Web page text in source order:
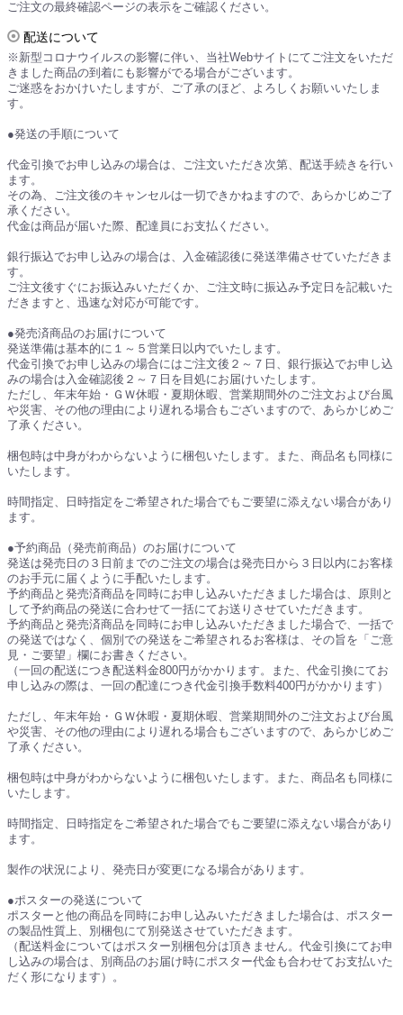
ご注文の最終確認ページの表示をご確認ください。
配送について
※新型コロナウイルスの影響に伴い、当社Webサイトにてご注文をいただ
きました商品の到着にも影響がでる場合がございます。
ご迷惑をおかけいたしますが、ご了承のほど、よろしくお願いいたしま
す。
●発送の手順について
代金引換でお申し込みの場合は、ご注文いただき次第、配送手続きを行い
ます。
その為、ご注文後のキャンセルは一切できかねますので、あらかじめご了
承ください。
代金は商品が届いた際、配達員にお支払ください。
銀行振込でお申し込みの場合は、入金確認後に発送準備させていただきま
す。
ご注文後すぐにお振込みいただくか、ご注文時に振込み予定日を記載いた
だきますと、迅速な対応が可能です。
●発売済商品のお届けについて
発送準備は基本的に１～５営業日以内でいたします。
代金引換でお申し込みの場合にはご注文後２～７日、銀行振込でお申し込
みの場合は入金確認後２～７日を目処にお届けいたします。
ただし、年末年始・ＧＷ休暇・夏期休暇、営業期間外のご注文および台風
や災害、その他の理由により遅れる場合もございますので、あらかじめご
了承ください。
梱包時は中身がわからないように梱包いたします。また、商品名も同様に
いたします。
時間指定、日時指定をご希望された場合でもご要望に添えない場合があり
ます。
●予約商品（発売前商品）のお届けについて
発送は発売日の３日前までのご注文の場合は発売日から３日以内にお客様
のお手元に届くように手配いたします。
予約商品と発売済商品を同時にお申し込みいただきました場合は、原則と
して予約商品の発送に合わせて一括にてお送りさせていただきます。
予約商品と発売済商品を同時にお申し込みいただきました場合で、一括で
の発送ではなく、個別での発送をご希望されるお客様は、その旨を「ご意
見・ご要望」欄にお書きください。
（一回の配送につき配送料金800円がかかります。また、代金引換にてお
申し込みの際は、一回の配達につき代金引換手数料400円がかかります）
ただし、年末年始・ＧＷ休暇・夏期休暇、営業期間外のご注文および台風
や災害、その他の理由により遅れる場合もございますので、あらかじめご
了承ください。
梱包時は中身がわからないように梱包いたします。また、商品名も同様に
いたします。
時間指定、日時指定をご希望された場合でもご要望に添えない場合があり
ます。
製作の状況により、発売日が変更になる場合があります。
●ポスターの発送について
ポスターと他の商品を同時にお申し込みいただきました場合は、ポスター
の製品性質上、別梱包にて別発送させていただきます。
（配送料金についてはポスター別梱包分は頂きません。代金引換にてお申
し込みの場合は、別商品のお届け時にポスター代金も合わせてお支払いた
だく形になります）。